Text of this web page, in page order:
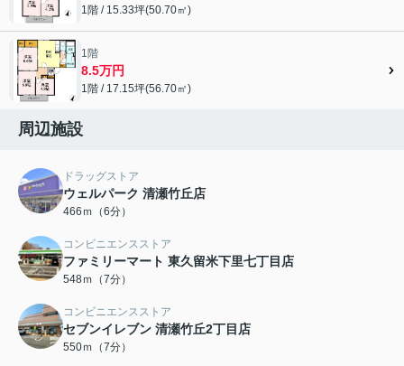
1階 / 15.33坪(50.70㎡)
1階
8.5万円
1階 / 17.15坪(56.70㎡)
周辺施設
ドラッグストア
ウェルパーク 清瀬竹丘店
466ｍ（6分）
コンビニエンスストア
ファミリーマート 東久留米下里七丁目店
548ｍ（7分）
コンビニエンスストア
セブンイレブン 清瀬竹丘2丁目店
550ｍ（7分）